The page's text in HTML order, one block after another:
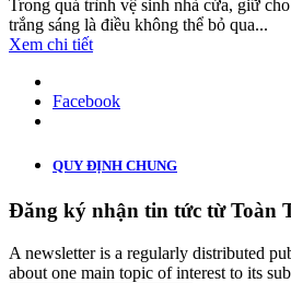
Trong quá trình vệ sinh nhà cửa, giữ
trắng sáng là điều không thể bỏ qua...
Xem chi tiết
Facebook
QUY ĐỊNH CHUNG
Đăng ký nhận tin tức từ Toàn
A newsletter is a regularly distributed
about one main topic of interest to its